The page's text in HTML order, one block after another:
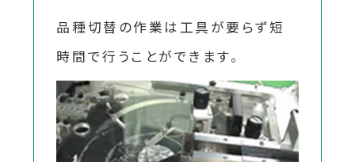
品種切替の作業は工具が要らず短
時間で行うことができます。